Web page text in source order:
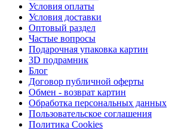
Условия оплаты
Условия доставки
Оптовый раздел
Частые вопросы
Подарочная упаковка картин
3D подрамник
Блог
Договор публичной оферты
Обмен - возврат картин
Обработка персональных данных
Пользовательское соглашения
Политика Cookies